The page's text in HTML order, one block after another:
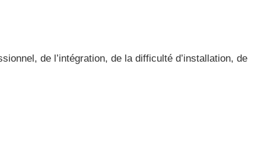
de l’intégration, de la difficulté d’installation, de